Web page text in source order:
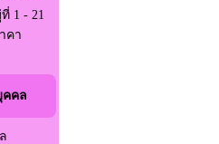
1 - 21
คา
คคล